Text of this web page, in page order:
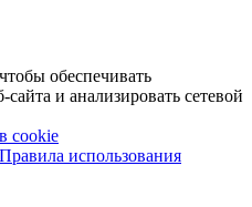
обеспечивать
и анализировать сетевой
cookie
Правила использования